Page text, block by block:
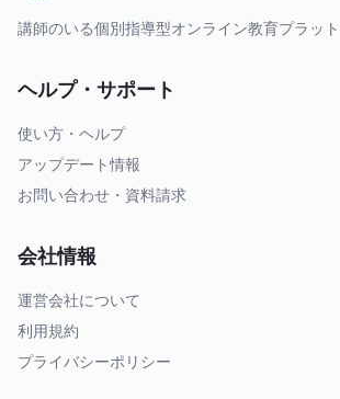
講師のいる個別指導型オンライン教育プラッ
ヘルプ・サポート
使い方・ヘルプ
アップデート情報
お問い合わせ・資料請求
会社情報
運営会社について
利用規約
プライバシーポリシー